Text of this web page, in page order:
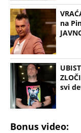
na
svi
Bonus video: